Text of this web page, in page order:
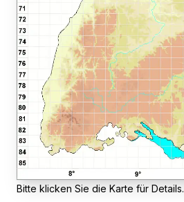
Bitte klicken Sie die Karte für Details.